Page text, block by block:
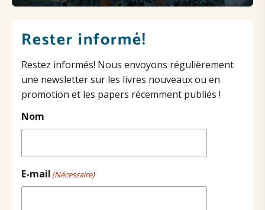
Rester informé!
Restez informés! Nous envoyons régulièrement
une newsletter sur les livres nouveaux ou en
promotion et les papers récemment publiés !
Nom
E-mail (Nécessaire)